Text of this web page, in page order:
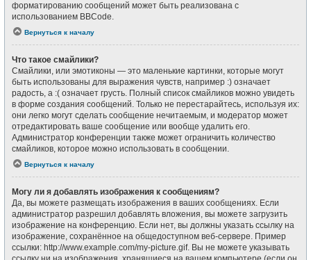
форматированию сообщений может быть реализована с
использованием BBCode.
Вернуться к началу
Что такое смайлики?
Смайлики, или эмотиконы — это маленькие картинки, которые могут
быть использованы для выражения чувств, например :) означает
радость, а :( означает грусть. Полный список смайликов можно увидеть
в форме создания сообщений. Только не перестарайтесь, используя их:
они легко могут сделать сообщение нечитаемым, и модератор может
отредактировать ваше сообщение или вообще удалить его.
Администратор конференции также может ограничить количество
смайликов, которое можно использовать в сообщении.
Вернуться к началу
Могу ли я добавлять изображения к сообщениям?
Да, вы можете размещать изображения в ваших сообщениях. Если
администратор разрешил добавлять вложения, вы можете загрузить
изображение на конференцию. Если нет, вы должны указать ссылку на
изображение, сохранённое на общедоступном веб-сервере. Пример
ссылки: http://www.example.com/my-picture.gif. Вы не можете указывать